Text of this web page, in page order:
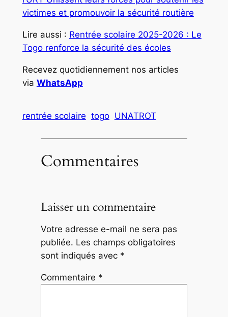
victimes et promouvoir la sécurité routière
Lire aussi : Rentrée scolaire 2025-2026 : Le
Togo renforce la sécurité des écoles
Recevez quotidiennement nos articles
via WhatsApp
rentrée scolaire togo UNATROT
Commentaires
Laisser un commentaire
Votre adresse e-mail ne sera pas
publiée. Les champs obligatoires
sont indiqués avec *
Commentaire *